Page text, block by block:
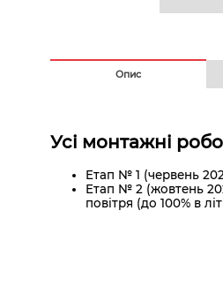
Опис
Усі монтажні
Етап № 1 (червень
Етап № 2 (жовтень
повітря (до 100% в